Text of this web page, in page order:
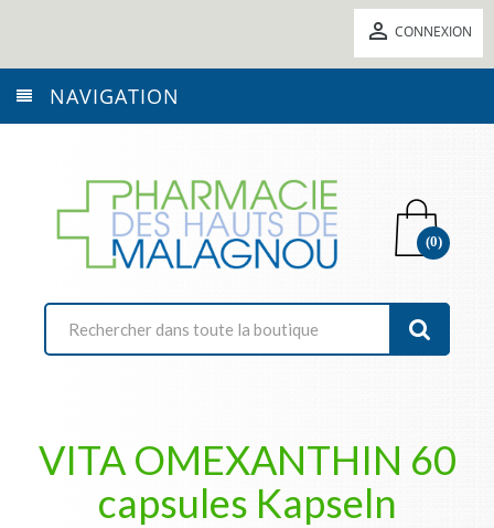
 CONNEXION
NAVIGATION
(0)
VITA OMEXANTHIN 60
capsules Kapseln